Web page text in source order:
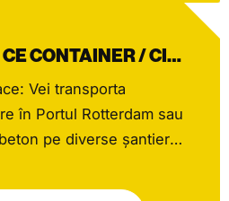
comunicare fluidă, te veiȘOFER CE CONTAINER / CIMENTIERĂ (MIXER)
Vei transporta
în Portul Rotterdam sau
pe diverse șantiere
unice. Lucrând